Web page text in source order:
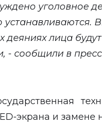
уголовное
деяниях лица
- сообщили в
экрана и замене